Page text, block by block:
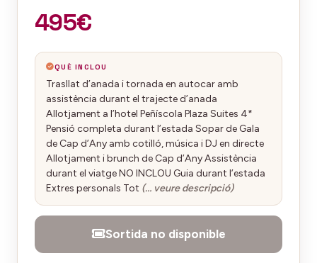
495€
QUÈ INCLOU
Trasllat d’anada i tornada en autocar amb
assistència durant el trajecte d’anada
Allotjament a l’hotel Peñíscola Plaza Suites 4*
Pensió completa durant l’estada Sopar de Gala
de Cap d’Any amb cotilló, música i DJ en directe
Allotjament i brunch de Cap d’Any Assistència
durant el viatge NO INCLOU Guia durant l’estada
Extres personals Tot (… veure descripció)
Sortida no disponible